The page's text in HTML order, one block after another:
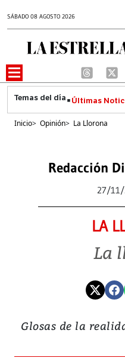
SÁBADO 08 AGOSTO 2026
Últimas
Inicio> Opinión> La Llorona
Redacción
27/
LA
La
Glosas de la